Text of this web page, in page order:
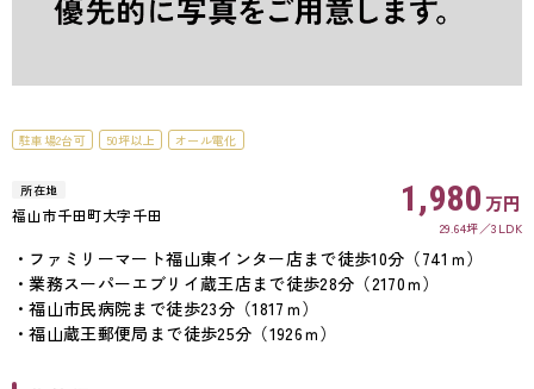
駐車場2台可 50坪以上 オール電化
所在地
福山市千田町大字千田 1,980万円
29.64坪 3LDK
・ファミリーマート福山東インター店まで徒歩10分（741ｍ）
・業務スーパーエブリイ蔵王店まで徒歩28分（2170ｍ）
・福山市民病院まで徒歩23分（1817ｍ）
・福山蔵王郵便局まで徒歩25分（1926ｍ）